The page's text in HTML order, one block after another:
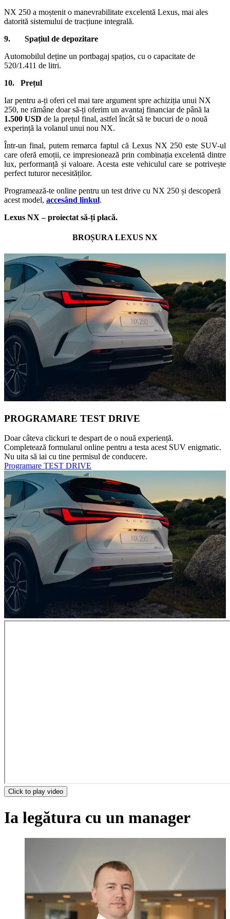
NX 250 a moștenit o manevrabilitate excelentă Lexus, mai ales
datorită sistemului de tracțiune integrală.
9. Spațiul de depozitare
Automobilul deține un portbagaj spațios, cu o capacitate de
520/1.411 de litri.
10. Prețul
Iar pentru a-ți oferi cel mai tare argument spre achiziția unui NX
250, ne rămâne doar să-ți oferim un avantaj financiar de până la
1.500 USD de la prețul final, astfel încât să te bucuri de o nouă
experință la volanul unui nou NX.
Într-un final, putem remarca faptul că Lexus NX 250 este SUV-ul
care oferă emoții, ce impresionează prin combinația excelentă dintre
lux, performanță și valoare. Acesta este vehiculul care se potrivește
perfect tuturor necesităților.
Programează-te online pentru un test drive cu NX 250 și descoperă
acest model, accesând linkul.
Lexus NX – proiectat să-ți placă.
BROȘURA LEXUS NX
PROGRAMARE TEST DRIVE
Doar câteva clickuri te despart de o nouă experiență.
Completează formularul online pentru a testa acest SUV enigmatic.
Nu uita să iai cu tine permisul de conducere.
Programare TEST DRIVE
Click to play video
Ia legătura cu un manager